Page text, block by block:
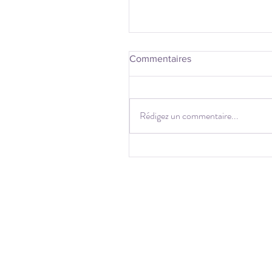
Un printemps éthique et
Commentaires
Rédigez un commentaire...